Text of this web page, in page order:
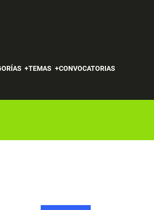
TEMAS CONVOCATORIAS